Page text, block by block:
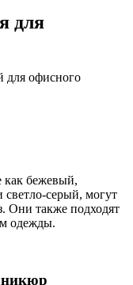
для
для офисного
как бежевый,
светло-серый, могут
Они также подходят
одежды.